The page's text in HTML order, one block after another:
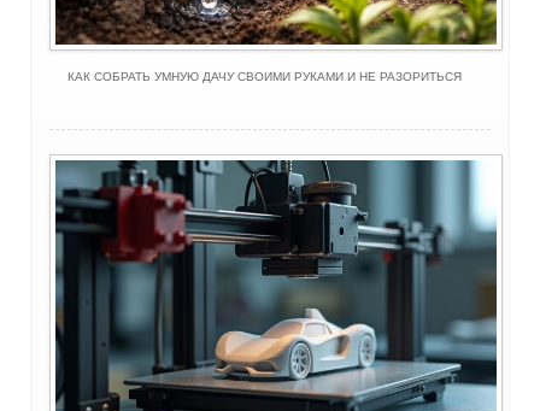
КАК СОБРАТЬ УМНУЮ ДАЧУ СВОИМИ РУКАМИ И НЕ РАЗОРИТЬСЯ